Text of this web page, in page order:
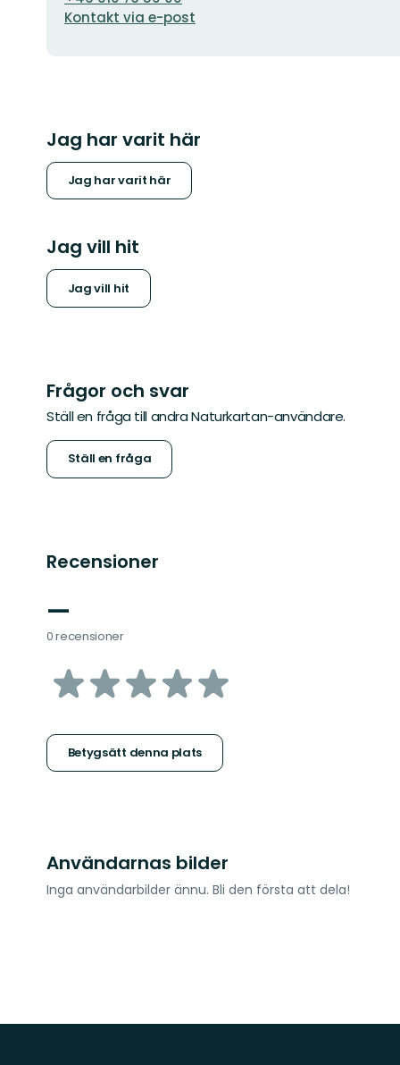
Kontakt via e-post
Jag har varit här
Jag har varit här
Jag vill hit
Jag vill hit
Frågor och svar
Ställ en fråga till andra Naturkartan-användare.
Ställ en fråga
Recensioner
—
0 recensioner
av
stjärnor
Betygsätt denna plats
Användarnas bilder
Inga användarbilder ännu. Bli den första att dela!